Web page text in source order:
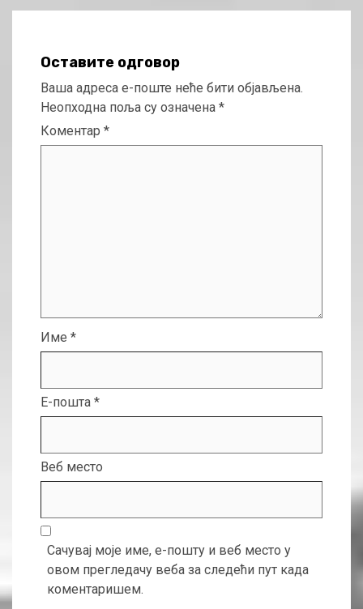
Оставите одговор
Ваша адреса е-поште неће бити објављена.
Неопходна поља су означена *
Коментар *
Име *
Е-пошта *
Веб место
Сачувај моје име, е-пошту и веб место у
овом прегледачу веба за следећи пут када
коментаришем.